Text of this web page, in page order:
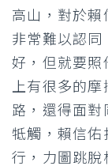
高山，對於賴
非常難以認同
好，但就要照
上有很多的
路，還得面
牴觸，賴信佑
行，力圖跳脫